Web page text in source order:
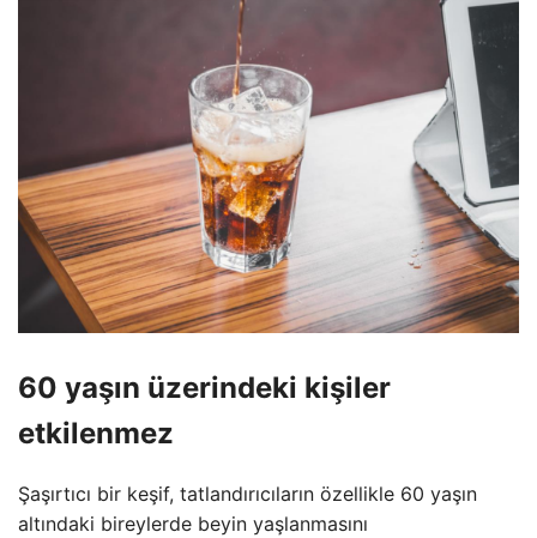
60 yaşın üzerindeki kişiler
etkilenmez
Şaşırtıcı bir keşif, tatlandırıcıların özellikle 60 yaşın
altındaki bireylerde beyin yaşlanmasını